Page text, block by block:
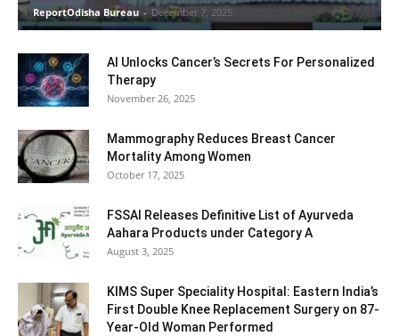
ReportOdisha Bureau - December 7, 2025
AI Unlocks Cancer’s Secrets For Personalized
Therapy
November 26, 2025
Mammography Reduces Breast Cancer
Mortality Among Women
October 17, 2025
FSSAI Releases Definitive List of Ayurveda
Aahara Products under Category A
August 3, 2025
KIMS Super Speciality Hospital: Eastern India’s
First Double Knee Replacement Surgery on 87-
Year-Old Woman Performed